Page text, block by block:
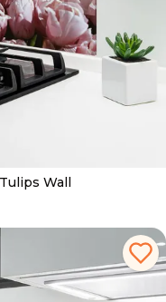
Wall